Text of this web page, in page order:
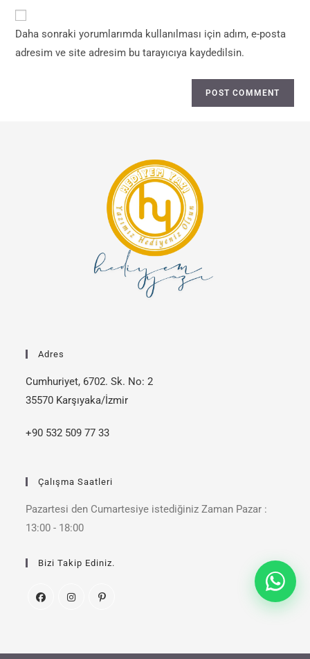
Daha sonraki yorumlarımda kullanılması için adım, e-posta
adresim ve site adresim bu tarayıcıya kaydedilsin.
Adres
Cumhuriyet, 6702. Sk. No: 2
35570 Karşıyaka/İzmir
+90 532 509 77 33
Çalışma Saatleri
Pazartesi den Cumartesiye istediğiniz Zaman Pazar :
13:00 - 18:00
Bizi Takip Ediniz.